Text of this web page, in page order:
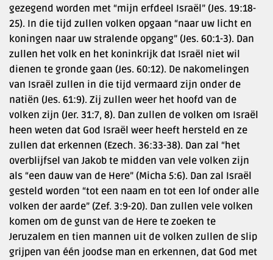
gezegend worden met “mijn erfdeel Israël” (Jes. 19:18-
25). In die tijd zullen volken opgaan “naar uw licht en
koningen naar uw stralende opgang” (Jes. 60:1-3). Dan
zullen het volk en het koninkrijk dat Israël niet wil
dienen te gronde gaan (Jes. 60:12). De nakomelingen
van Israël zullen in die tijd vermaard zijn onder de
natiën (Jes. 61:9). Zij zullen weer het hoofd van de
volken zijn (Jer. 31:7, 8). Dan zullen de volken om Israël
heen weten dat God Israël weer heeft hersteld en ze
zullen dat erkennen (Ezech. 36:33-38). Dan zal “het
overblijfsel van Jakob te midden van vele volken zijn
als “een dauw van de Here” (Micha 5:6). Dan zal Israël
gesteld worden “tot een naam en tot een lof onder alle
volken der aarde” (Zef. 3:9-20). Dan zullen vele volken
komen om de gunst van de Here te zoeken te
Jeruzalem en tien mannen uit de volken zullen de slip
grijpen van één joodse man en erkennen, dat God met